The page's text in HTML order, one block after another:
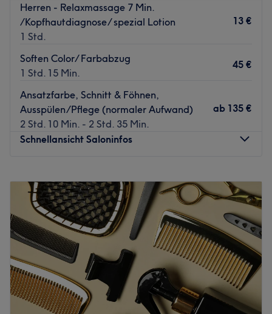
Herren - Relaxmassage 7 Min.
/Kopfhautdiagnose/ spezial Lotion
1 Std.
13 €
Soften Color/ Farbabzug
1 Std. 15 Min.
45 €
Ansatzfarbe, Schnitt & Föhnen,
Ausspülen/Pflege (normaler Aufwand)
2 Std. 10 Min. - 2 Std. 35 Min.
ab 135 €
Schnellansicht Saloninfos
Dienstag
09:00–
18:00
Mittwoch
09:00 –18:00
Donnerstag
09:00
18:00
Freitag
09:00 –16:00
Samstag
09:00–13:00
Sonntag
Geschlossen
Bei Intercoiffure, La Biosthetique ,Hair & Beauty Salon
erwartet Sie das absolute Salonerlebnis. Der Salon von